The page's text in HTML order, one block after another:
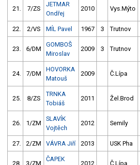
21. 7/ZS
JETMAR
Ondřej
2010 Vys.Mýto
22. 2/VS MÍL Pavel 1967 3 Trutnov
23. 6/DM
GOMBOŠ
Miroslav
2009 3 Trutnov
24. 7/DM
HOVORKA
Matouš
2009 Č.Lípa
25. 8/ZS
TRNKA
Tobiáš
2011 Žel.Brod
26. 1/ZM
SLAVÍK
Vojtěch
2012 Semily
27. 2/ZM VÁVRA Jiří 2013 USK Pha
28. 3/ZM
ČAPEK
2012 Č.Lípa